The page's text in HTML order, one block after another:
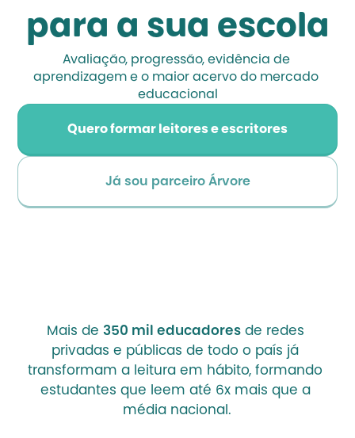
para a sua escola
Avaliação, progressão, evidência de
aprendizagem e o maior acervo do mercado
educacional
Quero formar leitores e escritores
Já sou parceiro Árvore
Mais de 350 mil educadores de redes
privadas e públicas de todo o país já
transformam a leitura em hábito, formando
estudantes que leem até 6x mais que a
média nacional.